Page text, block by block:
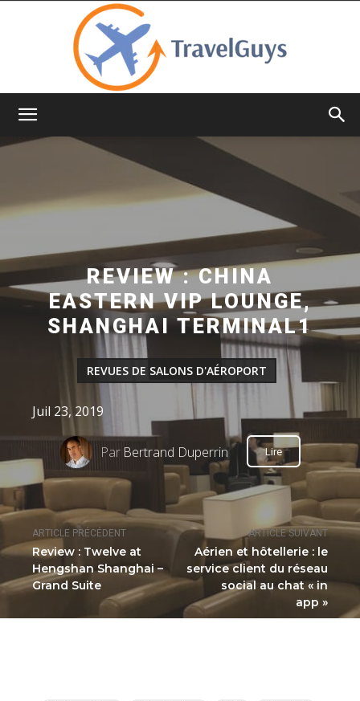
ARTICLE PRÉCÉDENT
Review : Twelve at
Hengshan Shanghai –
Grand Suite
ARTICLE SUIVANT
Aérien et hôtellerie : le
service client du réseau
social au chat « in
app »
REVIEW : CHINA
EASTERN VIP LOUNGE,
SHANGHAI TERMINAL1
REVUES DE SALONS D'AÉROPORT
Juil 23, 2019
Par Bertrand Duperrin Lire